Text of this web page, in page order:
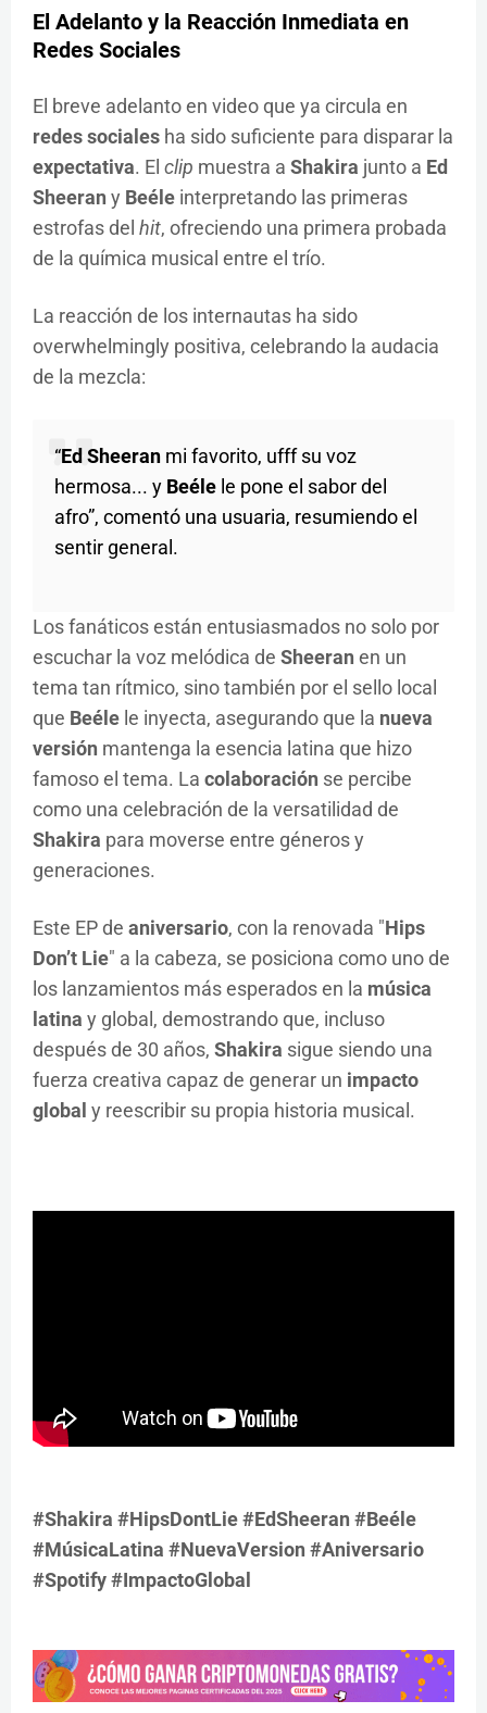
El Adelanto y la Reacción Inmediata en
Redes Sociales
El breve adelanto en video que ya circula en
redes sociales ha sido suficiente para disparar la
expectativa. El clip muestra a Shakira junto a Ed
Sheeran y Beéle interpretando las primeras
estrofas del hit, ofreciendo una primera probada
de la química musical entre el trío.
La reacción de los internautas ha sido
overwhelmingly positiva, celebrando la audacia
de la mezcla:
“Ed Sheeran mi favorito, ufff su voz
hermosa... y Beéle le pone el sabor del
afro”, comentó una usuaria, resumiendo el
sentir general.
Los fanáticos están entusiasmados no solo por
escuchar la voz melódica de Sheeran en un
tema tan rítmico, sino también por el sello local
que Beéle le inyecta, asegurando que la nueva
versión mantenga la esencia latina que hizo
famoso el tema. La colaboración se percibe
como una celebración de la versatilidad de
Shakira para moverse entre géneros y
generaciones.
Este EP de aniversario, con la renovada "Hips
Don’t Lie" a la cabeza, se posiciona como uno de
los lanzamientos más esperados en la música
latina y global, demostrando que, incluso
después de 30 años, Shakira sigue siendo una
fuerza creativa capaz de generar un impacto
global y reescribir su propia historia musical.
#Shakira #HipsDontLie #EdSheeran #Beéle
#MúsicaLatina #NuevaVersion #Aniversario
#Spotify #ImpactoGlobal